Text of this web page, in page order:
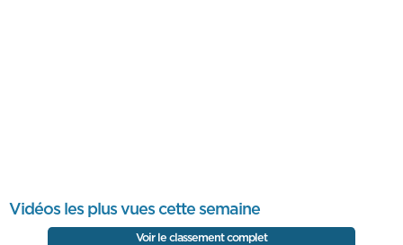
Vidéos les plus vues cette semaine
Voir le classement complet